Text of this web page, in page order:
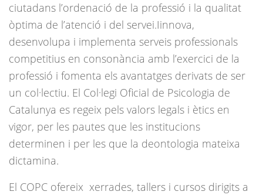
ciutadans l’ordenació de la professió i la qualitat
òptima de l’atenció i del servei.Iinnova,
desenvolupa i implementa serveis professionals
competitius en consonància amb l’exercici de la
professió i fomenta els avantatges derivats de ser
un col·lectiu. El Col·legi Oficial de Psicologia de
Catalunya es regeix pels valors legals i ètics en
vigor, per les pautes que les institucions
determinen i per les que la deontologia mateixa
dictamina.
El COPC ofereix xerrades, tallers i cursos dirigits a